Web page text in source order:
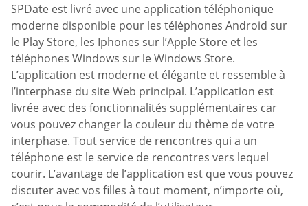
SPDate est livré avec une application téléphonique
moderne disponible pour les téléphones Android sur
le Play Store, les Iphones sur l’Apple Store et les
téléphones Windows sur le Windows Store.
L’application est moderne et élégante et ressemble à
l’interphase du site Web principal. L’application est
livrée avec des fonctionnalités supplémentaires car
vous pouvez changer la couleur du thème de votre
interphase. Tout service de rencontres qui a un
téléphone est le service de rencontres vers lequel
courir. L’avantage de l’application est que vous pouvez
discuter avec vos filles à tout moment, n’importe où,